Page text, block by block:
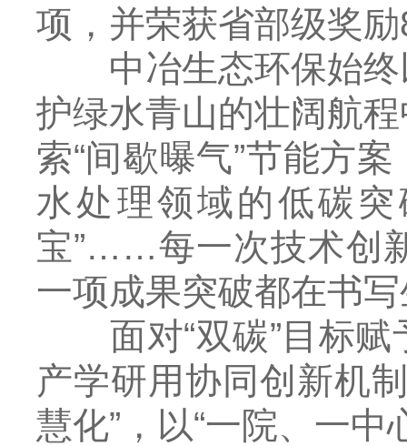
项，并荣获省部级奖
中冶生态环保始终
护绿水青山的壮阔航
索“间歇曝气”节能方
水处理领域的低碳
宝”……每一次技术创
一项成果突破都在书
面对“双碳”目标赋
产学研用协同创新机
慧化”，以“一院、一